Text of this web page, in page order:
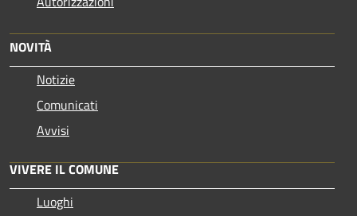
NOVITÀ
Notizie
Comunicati
Avvisi
VIVERE IL COMUNE
Luoghi